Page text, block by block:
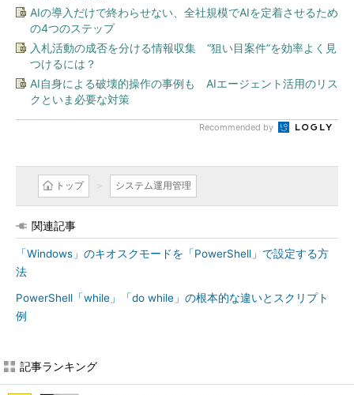
AIの導入だけで終わらせない、全社規模でAIを定着させるため
の4つのステップ
入札活動の成否を分ける情報収集 “狙い目案件”を効率よく見
つけるには？
AI自身による破壊的操作の事例も AIエージェント活用のリス
クといま必要な対策
Recommended by
トップ システム運用管理
関連記事
「Windows」のキオスクモードを「PowerShell」で設定する方
法
PowerShell「while」「do while」の根本的な違いとスクリプト
例
記事ランキング